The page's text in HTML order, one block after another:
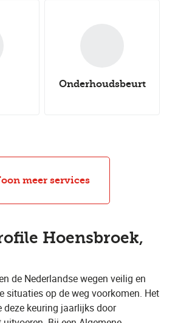
Onderhoudsbeurt
seasonbanden
Caravancheck
Groot onderhoud
meer services
Hoensbroek,
de Nederlandse wegen veilig en
situaties op de weg voorkomen. Het
deze keuring jaarlijks door